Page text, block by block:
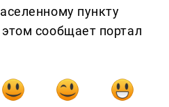
пункту
сообщает портал